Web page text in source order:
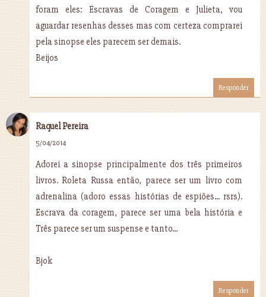
foram eles: Escravas de Coragem e Julieta, vou
aguardar resenhas desses mas com certeza comprarei
pela sinopse eles parecem ser demais.
Beijos
Responder
Raquel Pereira
5/04/2014
Adorei a sinopse principalmente dos três primeiros
livros. Roleta Russa então, parece ser um livro com
adrenalina (adoro essas histórias de espiões... rsrs).
Escrava da coragem, parece ser uma bela história e
Três parece ser um suspense e tanto...
Bjok
Responder